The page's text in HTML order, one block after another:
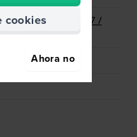
Renata R377 377 /
/ SG4
cookies
Ahora no